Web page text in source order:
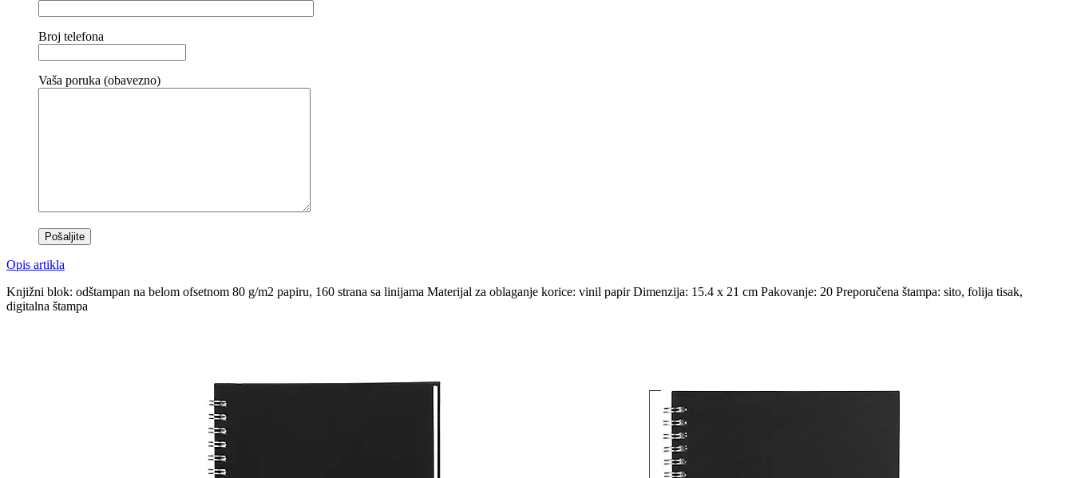
Broj telefona
Vaša poruka (obavezno)
Opis artikla
Knjižni blok: odštampan na belom ofsetnom 80 g/m2 papiru, 160 strana sa linijama Materijal za oblaganje korice: vinil papir Dimenzija: 15.4 x 21 cm Pakovanje: 20 Preporučena štampa: sito, folija tisak,
digitalna štampa